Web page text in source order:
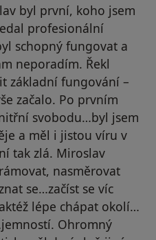
byl první, koho jsem
profesionální
schopný fungovat a
neporadím. Řekl
základní fungování –
začalo. Po prvním
svobodu…byl jsem
a měl i jistou víru v
tak zlá. Miroslav
nasměrovat
se…začíst se víc
lépe chápat okolí…
Ohromný